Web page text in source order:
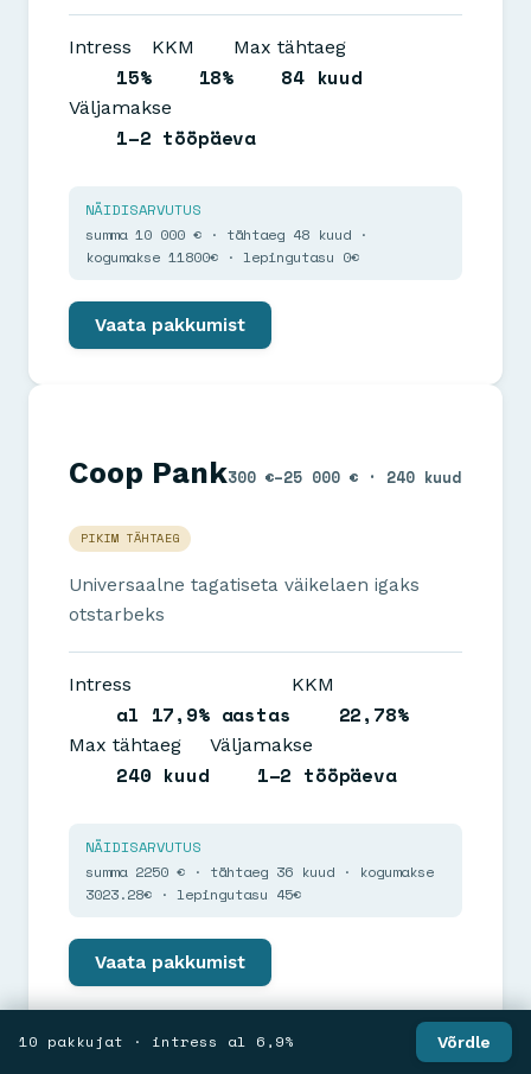
Intress
15%
KKM
18%
Max tähtaeg
84 kuud
Väljamakse
1–2 tööpäeva
NÄIDISARVUTUS
summa 10 000 € · tähtaeg 48 kuud ·
kogumakse 11800€ · lepingutasu 0€
Vaata pakkumist
Coop Pank300 €–25 000 € · 240 kuud
PIKIM TÄHTAEG
Universaalne tagatiseta väikelaen igaks
otstarbeks
Intress
al 17,9% aastas
KKM
22,78%
Max tähtaeg
240 kuud
Väljamakse
1–2 tööpäeva
NÄIDISARVUTUS
summa 2250 € · tähtaeg 36 kuud · kogumakse
3023.28€ · lepingutasu 45€
Vaata pakkumist
10 pakkujat · intress al 6,9% Võrdle